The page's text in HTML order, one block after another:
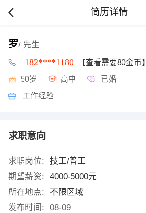
简历详情
罗/ 先生
182****1180 【查看需要80金币】
50岁 高中 已婚
工作经验
求职意向
求职岗位:
技工/普工
期望薪资:
4000-5000元
所在地点:
不限区域
发布时间:
08-09